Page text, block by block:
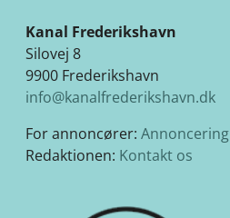
Kanal Frederikshavn
Silovej 8
9900 Frederikshavn
info@kanalfrederikshavn.dk
For annoncører: Annoncering
Redaktionen: Kontakt os